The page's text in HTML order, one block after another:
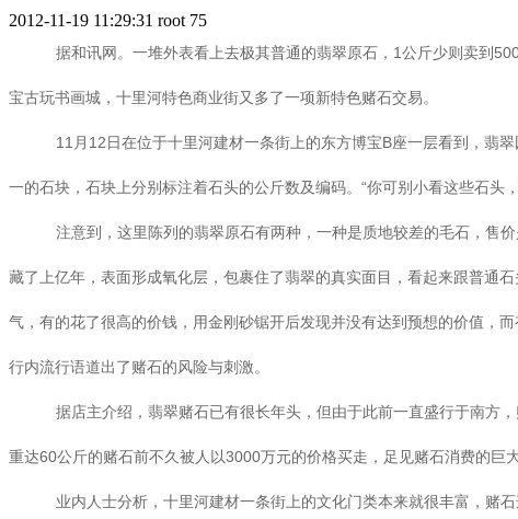
2012-11-19 11:29:31 root 75
据和讯网。一堆外表看上去极其普通的翡翠原石，1公斤少则卖到
宝古玩书画城，十里河特色商业街又多了一项新特色赌石交易。
11月12日在位于十里河建材一条街上的东方博宝B座一层看到，翡
一的石块，石块上分别标注着石头的公斤数及编码。“你可别小看这些石头
注意到，这里陈列的翡翠原石有两种，一种是质地较差的毛石，售
藏了上亿年，表面形成氧化层，包裹住了翡翠的真实面目，看起来跟普通
气，有的花了很高的价钱，用金刚砂锯开后发现并没有达到预想的价值，
行内流行语道出了赌石的风险与刺激。
据店主介绍，翡翠赌石已有很长年头，但由于此前一直盛行于南方
重达60公斤的赌石前不久被人以3000万元的价格买走，足见赌石消费的巨大
业内人士分析，十里河建材一条街上的文化门类本来就很丰富，赌